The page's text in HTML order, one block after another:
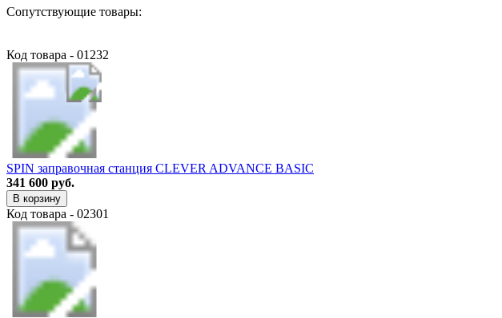
Сопутствующие товары:
Код товара - 01232
SPIN заправочная станция CLEVER ADVANCE BASIC
341 600 руб.
В корзину
Код товара - 02301